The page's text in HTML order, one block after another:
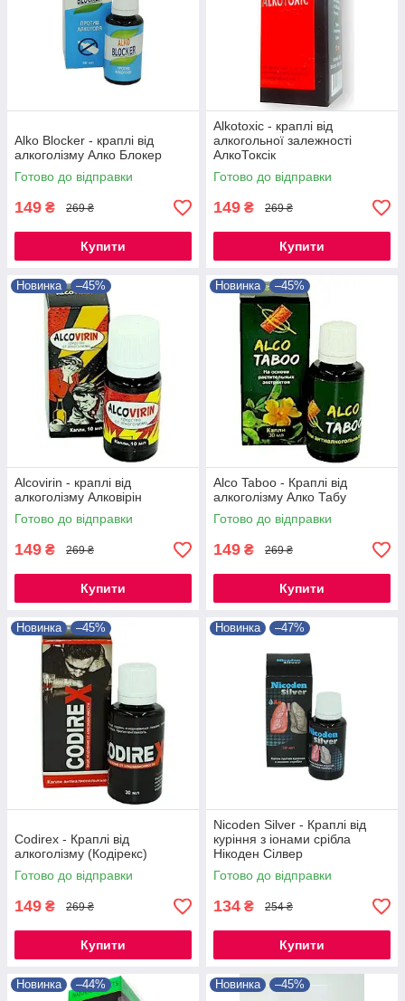
Alko Blocker - краплі від
алкоголізму Алко Блокер
Готово до відправки
149 ₴ 269 ₴
Купити
Alkotoxic - краплі від
алкогольної залежності
АлкоТоксік
Готово до відправки
149 ₴ 269 ₴
Купити
Новинка –45%
Alcovirin - краплі від
алкоголізму Алковірін
Готово до відправки
149 ₴ 269 ₴
Купити
Новинка –45%
Alco Taboo - Краплі від
алкоголізму Алко Табу
Готово до відправки
149 ₴ 269 ₴
Купити
Новинка –45%
Codirex - Краплі від
алкоголізму (Кодірекс)
Готово до відправки
149 ₴ 269 ₴
Купити
Новинка –47%
Nicoden Silver - Краплі від
куріння з іонами срібла
Нікоден Сілвер
Готово до відправки
134 ₴ 254 ₴
Купити
Новинка –44% Новинка –45%